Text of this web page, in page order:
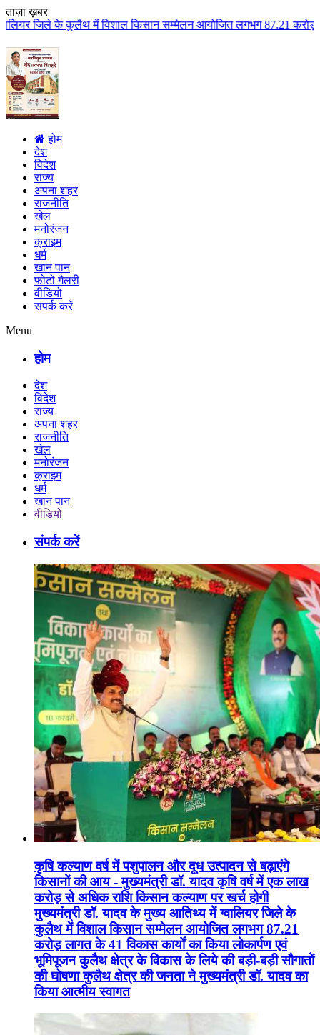
ताज़ा ख़बर
किसान सम्मेलन आयोजित लगभग 87.21 करोड़ लागत के 41 विकास
होम
देश
विदेश
राज्य
अपना शहर
राजनीति
खेल
मनोरंजन
क्राइम
धर्म
खान पान
फोटो गैलरी
वीडियो
संपर्क करें
Menu
होम
देश
विदेश
राज्य
अपना शहर
राजनीति
खेल
मनोरंजन
क्राइम
धर्म
खान पान
वीडियो
संपर्क करें
कृषि कल्याण वर्ष में पशुपालन और दूध उत्पादन से बढ़ाएंगे
किसानों की आय - मुख्यमंत्री डॉ. यादव कृषि वर्ष में एक लाख
करोड़ से अधिक राशि किसान कल्याण पर खर्च होगी
मुख्यमंत्री डॉ. यादव के मुख्य आतिथ्य में ग्वालियर जिले के
कुलैथ में विशाल किसान सम्मेलन आयोजित लगभग 87.21
करोड़ लागत के 41 विकास कार्यों का किया लोकार्पण एवं
भूमिपूजन कुलैथ क्षेत्र के विकास के लिये की बड़ी-बड़ी सौगातों
की घोषणा कुलैथ क्षेत्र की जनता ने मुख्यमंत्री डॉ. यादव का
किया आत्मीय स्वागत